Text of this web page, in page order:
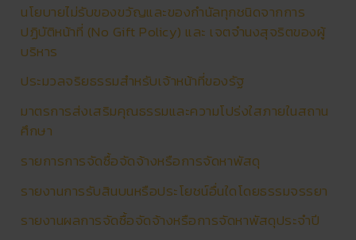
นโยบายไม่รับของขวัญและของกำนัลทุกชนิดจากการ
ปฏิบัติหน้าที่ (No Gift Policy) และ เจตจำนงสุจริตของผู้
บริหาร
ประมวลจริยธรรมสำหรับเจ้าหน้าที่ของรัฐ
มาตรการส่งเสริมคุณธรรมและความโปร่งใสภายในสถาน
ศึกษา
รายการการจัดซื้อจัดจ้างหรือการจัดหาพัสดุ
รายงานการรับสินบนหรือประโยชน์อื่นใดโดยธรรมจรรยา
รายงานผลการจัดซื้อจัดจ้างหรือการจัดหาพัสดุประจำปี